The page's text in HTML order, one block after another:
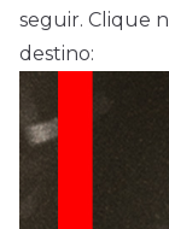
seguir. Clique
destino: